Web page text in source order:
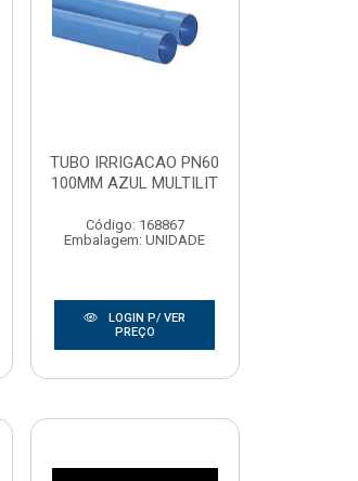
TUBO IRRIGACAO PN60
100MM AZUL MULTILIT
Código: 168867
Embalagem: UNIDADE
LOGIN P/ VER
PREÇO